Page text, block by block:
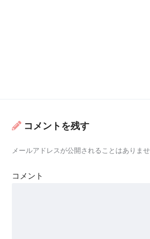
コメントを残す
メールアドレスが公開されることはありませ
コメント